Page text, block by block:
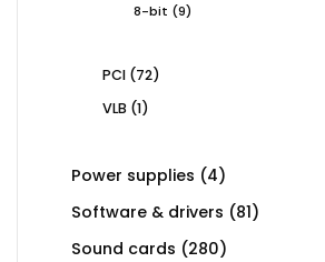
8-bit
99
PCI 7272
VLB 11
Power supplies 44
products
Software & drivers 8181
Sound cards 280280